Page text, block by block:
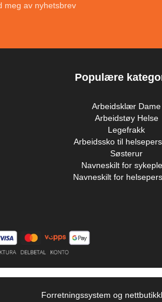
meg av nyhetsbrev
Populære
Arbeidsklær Dame
Arbeidstøy Helse
Legefrakk
Arbeidssko til
Søsterur
Navneskilt for
Navneskilt for
Forretningssystem og